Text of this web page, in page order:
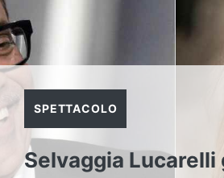
SPETTACOLO
Selvaggia Lucarelli